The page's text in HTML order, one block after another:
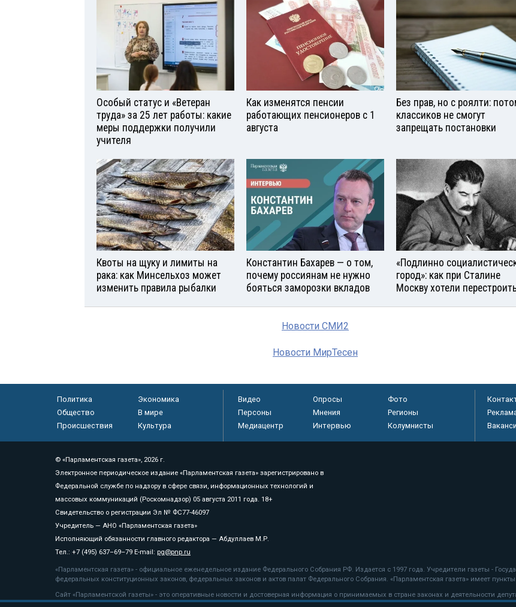
Особый статус и «Ветеран
труда» за 25 лет работы: какие
меры поддержки получили
учителя
Как изменятся пенсии
работающих пенсионеров с 1
августа
Без прав, но с роялти:
классиков не смогут
запрещать постановки
Квоты на щуку и лимиты на
рака: как Минсельхоз может
изменить правила рыбалки
Константин Бахарев — о том,
почему россиянам не нужно
бояться заморозки вкладов
«Подлинно
город»: как при Сталине
Москву хотели
Новости СМИ2
Новости МирТесен
Политика
Экономика
Общество
В мире
Происшествия
Культура
Видео Опросы
Фото
Персоны
Мнения
Регионы
Медиацентр
Интервью Колумнисты
© «Парламентская газета», 2026 г.
Электронное периодическое издание «Парламентская газета» зарегистрировано в
Федеральной службе по надзору в сфере связи, информационных технологий и
массовых коммуникаций (Роскомнадзор) 05 августа 2011 года. 18+
Свидетельство о регистрации Эл № ФС77-46097
Учредитель — АНО «Парламентская газета»
Исполняющий обязанности главного редактора — Абдуллаев М.Р.
Тел.: +7 (495) 637–69–79 E-mail: pg@pnp.ru
«Парламентская газета» - официальное еженедельное издание Федерального Собрания РФ. Издается с 1997 года. Учредители газеты -
федеральных конституционных законов, федеральных законов и актов палат Федерального Собрания. «Парламентская газета» имеет
Сайт «Парламентской газеты» - это оперативные новости и достоверная информация о принимаемых в стране законах и деятельности
«Парламентской газеты» активная ссылка на pnp.ru обязательна.